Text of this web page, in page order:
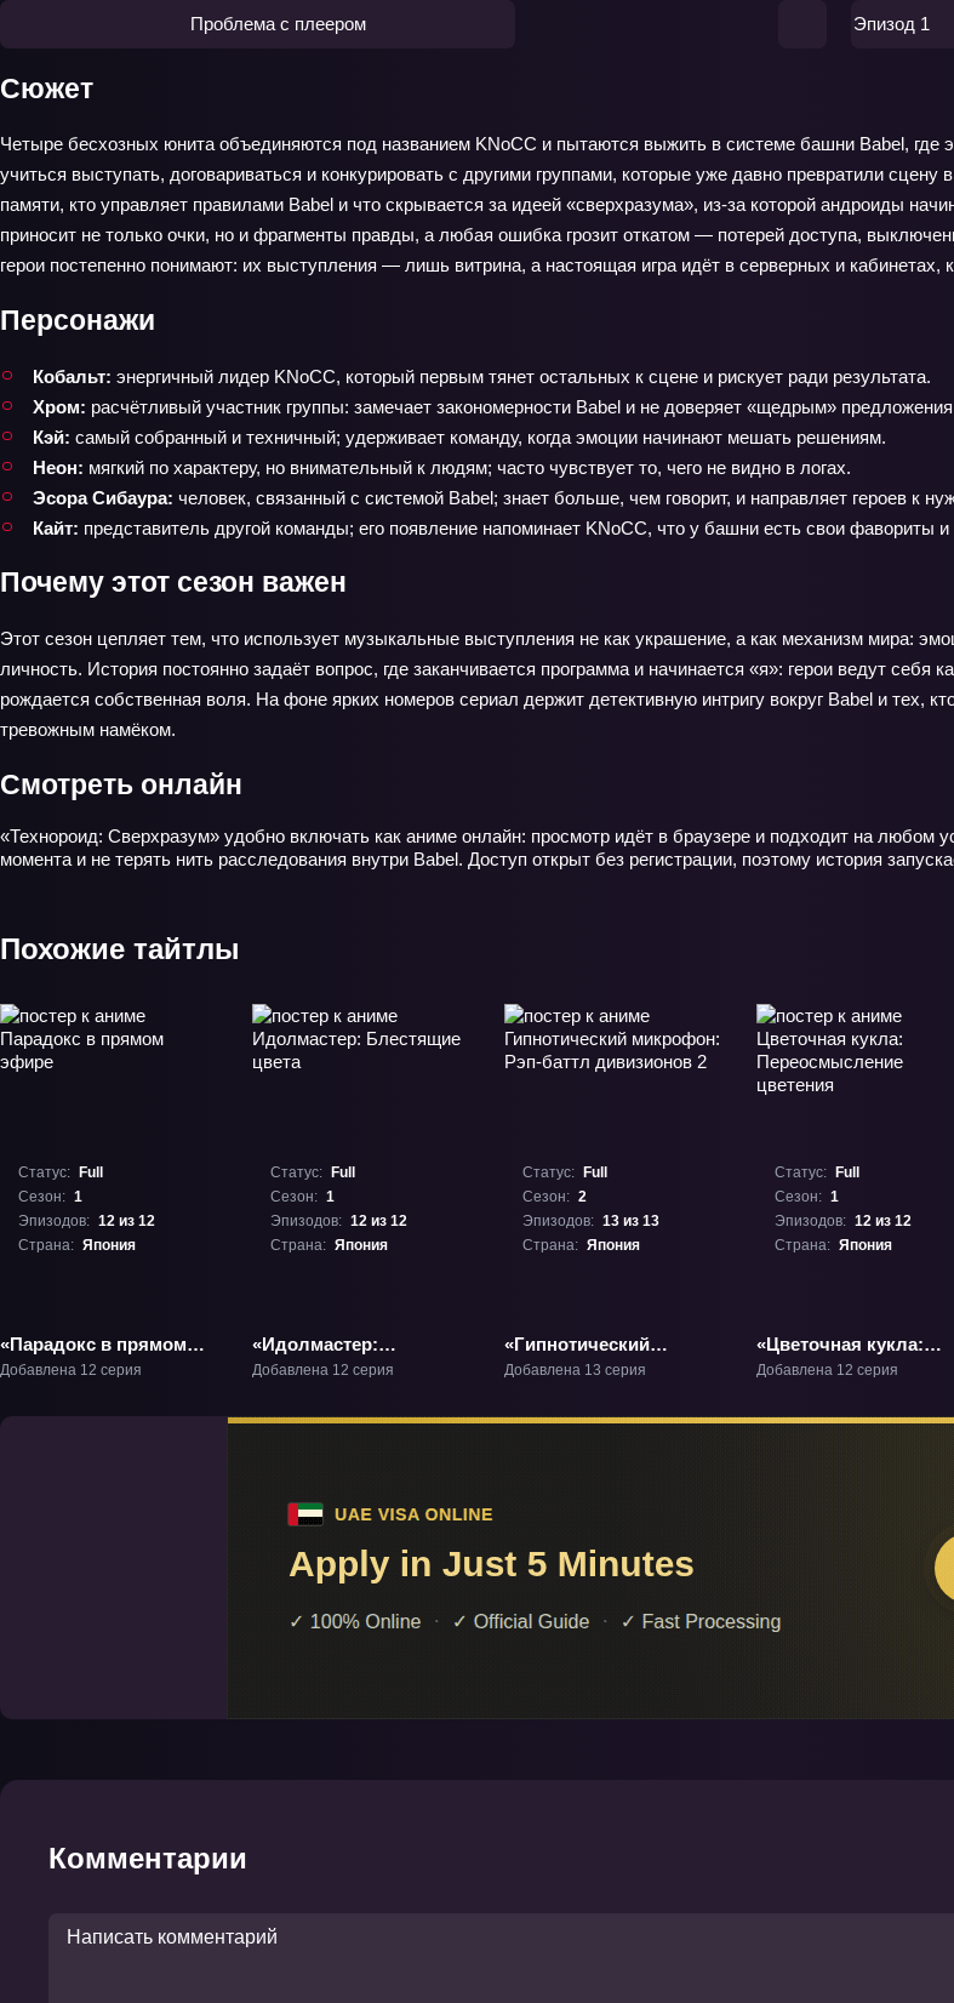
Проблема с плеером Эпизод 1
Сюжет
Четыре бесхозных юнита объединяются под названием KNoCC и пытаются выжить в системе башни Babel, где
учиться выступать, договариваться и конкурировать с другими группами, которые уже давно превратили
памяти, кто управляет правилами Babel и что скрывается за идеей «сверхразума», из-за которой андроиды
приносит не только очки, но и фрагменты правды, а любая ошибка грозит откатом — потерей доступа,
герои постепенно понимают: их выступления — лишь витрина, а настоящая игра идёт в серверных и кабинетах,
Персонажи
Кобальт: энергичный лидер KNoCC, который первым тянет остальных к сцене и рискует ради результата.
Хром: расчётливый участник группы: замечает закономерности Babel и не доверяет «щедрым»
Кэй: самый собранный и техничный; удерживает команду, когда эмоции начинают мешать решениям.
Неон: мягкий по характеру, но внимательный к людям; часто чувствует то, чего не видно в логах.
Эсора Сибаура: человек, связанный с системой Babel; знает больше, чем говорит, и направляет героев к
Кайт: представитель другой команды; его появление напоминает KNoCC, что у башни есть свои фавориты и
Почему этот сезон важен
Этот сезон цепляет тем, что использует музыкальные выступления не как украшение, а как механизм мира:
личность. История постоянно задаёт вопрос, где заканчивается программа и начинается «я»: герои ведут
рождается собственная воля. На фоне ярких номеров сериал держит детективную интригу вокруг Babel и тех,
тревожным намёком.
Смотреть онлайн
«Технороид: Сверхразум» удобно включать как аниме онлайн: просмотр идёт в браузере и подходит на
момента и не терять нить расследования внутри Babel. Доступ открыт без регистрации, поэтому история
Похожие тайтлы
Статус:
Full
Сезон: 1
Эпизодов: 12 из 12
Страна: Япония
«Парадокс в прямом
эфире» ТВ-1
Добавлена 12 серия
Статус:
Full
Сезон: 1
Эпизодов: 12 из 12
Страна: Япония
«Идолмастер:
Блестящие цвета» ТВ-1
Добавлена 12 серия
Статус:
Full
Сезон: 2
Эпизодов: 13 из 13
Страна: Япония
«Гипнотический
микрофон: Рэп-баттл
Добавлена 13 серия
Статус:
Full
Сезон: 1
Эпизодов: 12 из 12
Страна: Япония
«Цветочная кукла:
Переосмысление
Добавлена 12 серия
Комментарии